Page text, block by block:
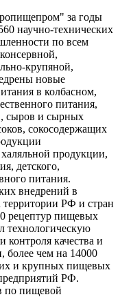
за годы
научно-технических
по всем
крупяной,
новые
в колбасном,
питания,
сыров и сырных
сокосодержащих
продукции,
детского,
питания.
внедрений в
РФ и стран
рецептур пищевых
технологическую
контроля качества и
более чем на 14000
и крупных пищевых
РФ.
по пищевой